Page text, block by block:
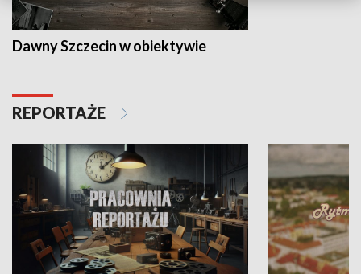
Dawny Szczecin w obiektywie
REPORTAŻE